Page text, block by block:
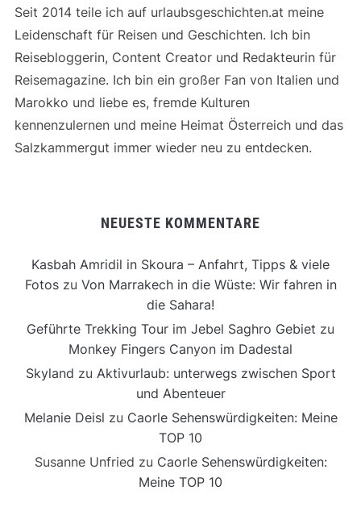
Seit 2014 teile ich auf urlaubsgeschichten.at meine
Leidenschaft für Reisen und Geschichten. Ich bin
Reisebloggerin, Content Creator und Redakteurin für
Reisemagazine. Ich bin ein großer Fan von Italien und
Marokko und liebe es, fremde Kulturen
kennenzulernen und meine Heimat Österreich und das
Salzkammergut immer wieder neu zu entdecken.
NEUESTE KOMMENTARE
Kasbah Amridil in Skoura – Anfahrt, Tipps & viele
Fotoszu Von Marrakech in die Wüste: Wir fahren in
die Sahara!
Geführte Trekking Tour im Jebel Saghro Gebiet zu
Monkey Fingers Canyon im Dadestal
Skyland zu Aktivurlaub: unterwegs zwischen Sport
und Abenteuer
Melanie Deisl zu Caorle Sehenswürdigkeiten: Meine
TOP 10
Susanne Unfried zu Caorle Sehenswürdigkeiten:
Meine TOP 10